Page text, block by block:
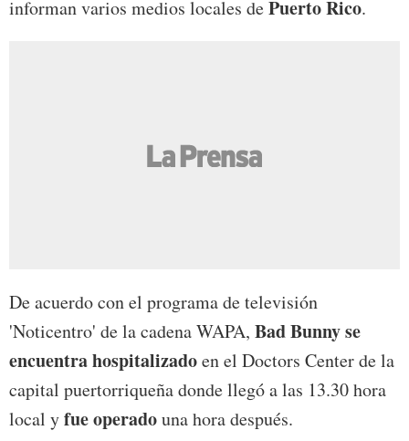
informan varios medios locales dePuerto Rico.
De acuerdo con el programa de televisión
'Noticentro' de la cadena WAPA, Bad Bunny se
encuentra hospitalizadoen el Doctors Center de la
capital puertorriqueña donde llegó a las 13.30 hora
local yfueoperadouna hora después.